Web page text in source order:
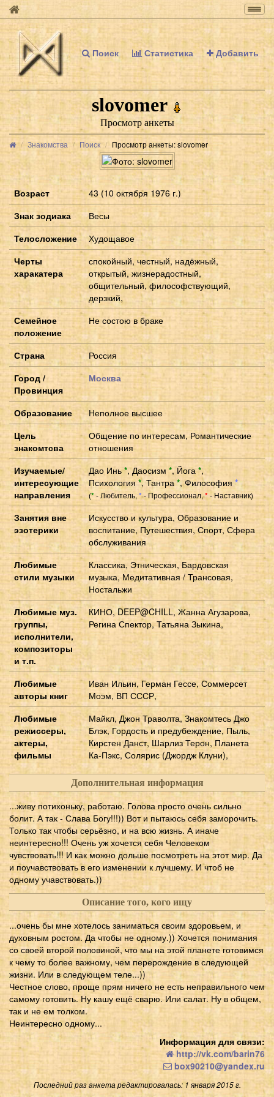
Поиск Статистика Добавить
slovomer
Просмотр анкеты
Знакомства Поиск Просмотр анкеты: slovomer
Возраст
43 (10 октября 1976 г.)
Знак зодиака
Весы
Телосложение
Худощавое
Черты
харакатера
спокойный, честный, надёжный,
открытый, жизнерадостный,
общительный, философствующий,
дерзкий,
Семейное
положение
Не состою в браке
Страна
Россия
Город /
Провинция
Москва
Образование
Неполное высшее
Цель
знакомтсва
Общение по интересам, Романтические
отношения
Изучаемые/
интересующие
направления
Дао Инь*,Даосизм *, Йога*,
Психология*, Тантра*,Философия *
(*- Любитель,*- Профессионал,*- Наставник)
Занятия вне
эзотерики
Искусство и культура, Образование и
воспитание, Путешествия, Спорт, Сфера
обслуживания
Любимые
стили музыки
Классика, Этническая, Бардовская
музыка, Медитативная / Трансовая,
Ностальжи
Любимые муз.
группы,
исполнители,
композиторы
и т.п.
КИНО, DEEP@CHILL, Жанна Агузарова,
Регина Спектор, Татьяна Зыкина,
Любимые
авторы книг
Иван Ильин, Герман Гессе, Соммерсет
Моэм, ВП СССР,
Любимые
режиссеры,
актеры,
фильмы
Майкл, Джон Траволта, Знакомтесь Джо
Блэк, Гордость и предубеждение, Пыль,
Кирстен Данст, Шарлиз Терон, Планета
Ка-Пэкс, Солярис (Джордж Клуни),
Дополнительная информация
...живу потихоньку, работаю. Голова просто очень сильно
болит. А так - Слава Богу!!!)) Вот и пытаюсь себя заморочить.
Только так чтобы серьёзно, и на всю жизнь. А иначе
неинтересно!!! Очень уж хочется себя Человеком
чувствовать!!! И как можно дольше посмотреть на этот мир. Да
и поучавствовать в его изменении к лучшему. И чтоб не
одному учавствовать.))
Описание того, кого ищу
...очень бы мне хотелось заниматься своим здоровьем, и
духовным ростом. Да чтобы не одному.)) Хочется понимания
со своей второй половиной, что мы на этой планете готовимся
к чему то более важному, чем перерождение в следующей
жизни. Или в следующем теле...))
Честное слово, проще прям ничего не есть неправильного чем
самому готовить. Ну кашу ещё сварю. Или салат. Ну в общем,
так и не ем толком.
Неинтересно одному...
Информация для связи:
http://vk.com/barin76
box90210@yandex.ru
Последний раз анкета редактировалась: 1 января 2015 г.